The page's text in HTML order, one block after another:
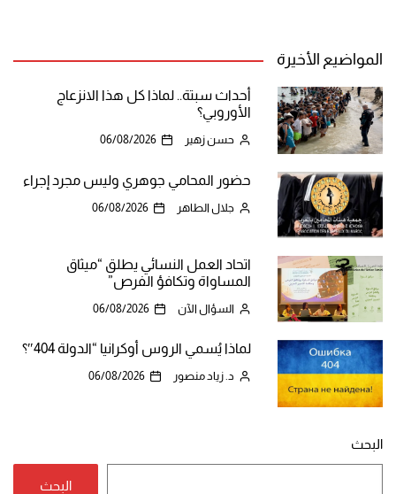
المواضيع الأخيرة
أحداث سبتة.. لماذا كل هذا الانزعاج
الأوروبي؟
حسن زهير 06/08/2026
حضور المحامي جوهري وليس مجرد إجراء
جلال الطاهر 06/08/2026
اتحاد العمل النسائي يطلق “ميثاق
المساواة وتكافؤ الفرص”
السؤال الآن 06/08/2026
لماذا يُسمي الروس أوكرانيا “الدولة 404″؟
د. زياد منصور 06/08/2026
البحث
البحث